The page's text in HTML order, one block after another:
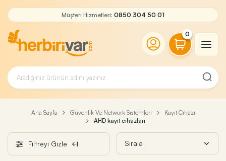
Müşteri Hizmetleri: 0850 304 50 01
0
Ana Sayfa Güvenlik Ve Network Sistemleri
Kayıt Cihazı
AHD kayıt cihazları
Filtreyi Gizle